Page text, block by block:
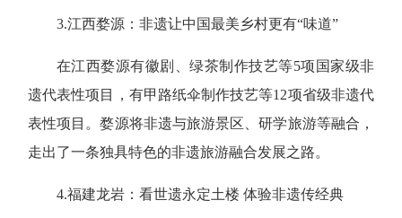
3.江西婺源：非遗让中国最美乡村更有“味道”
在江西婺源有徽剧、绿茶制作技艺等5项国家级非
遗代表性项目，有甲路纸伞制作技艺等12项省级非遗代
表性项目。婺源将非遗与旅游景区、研学旅游等融合，
走出了一条独具特色的非遗旅游融合发展之路。
4.福建龙岩：看世遗永定土楼 体验非遗传经典